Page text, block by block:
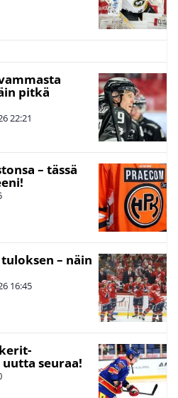
pitkä
22:21
– tässä
– näin
16:45
seuraa!